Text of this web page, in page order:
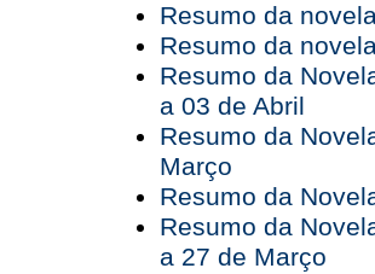
Resumo da
Resumo da
Resumo da
a 03 de Abril
Resumo da
Março
Resumo da
Resumo da
a 27 de Março